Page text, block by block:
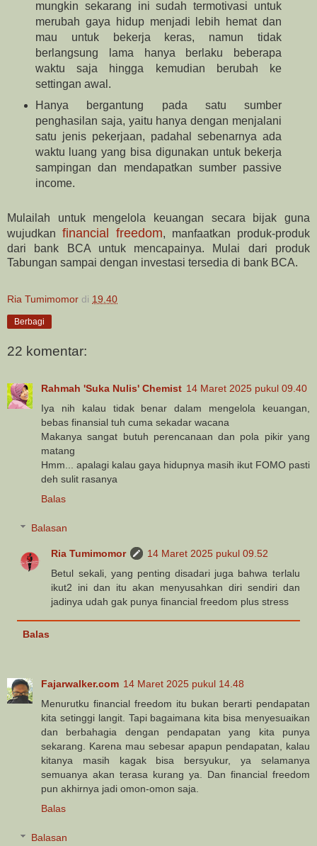
mungkin sekarang ini sudah termotivasi untuk
merubah gaya hidup menjadi lebih hemat dan
mau untuk bekerja keras, namun tidak
berlangsung lama hanya berlaku beberapa
waktu saja hingga kemudian berubah ke
settingan awal.
Hanya bergantung pada satu sumber
penghasilan saja, yaitu hanya dengan menjalani
satu jenis pekerjaan, padahal sebenarnya ada
waktu luang yang bisa digunakan untuk bekerja
sampingan dan mendapatkan sumber passive
income.
Mulailah untuk mengelola keuangan secara bijak guna
wujudkan financial freedom, manfaatkan produk-produk
dari bank BCA untuk mencapainya. Mulai dari produk
Tabungan sampai dengan investasi tersedia di bank BCA.
Ria Tumimomor di 19.40
Berbagi
22 komentar:
Rahmah 'Suka Nulis' Chemist 14 Maret 2025 pukul 09.40
Iya nih kalau tidak benar dalam mengelola keuangan,
bebas finansial tuh cuma sekadar wacana
Makanya sangat butuh perencanaan dan pola pikir yang
matang
Hmm... apalagi kalau gaya hidupnya masih ikut FOMO pasti
deh sulit rasanya
Balas
Balasan
Ria Tumimomor
14 Maret 2025 pukul 09.52
Betul sekali, yang penting disadari juga bahwa terlalu
ikut2 ini dan itu akan menyusahkan diri sendiri dan
jadinya udah gak punya financial freedom plus stress
Balas
Fajarwalker.com 14 Maret 2025 pukul 14.48
Menurutku financial freedom itu bukan berarti pendapatan
kita setinggi langit. Tapi bagaimana kita bisa menyesuaikan
dan berbahagia dengan pendapatan yang kita punya
sekarang. Karena mau sebesar apapun pendapatan, kalau
kitanya masih kagak bisa bersyukur, ya selamanya
semuanya akan terasa kurang ya. Dan financial freedom
pun akhirnya jadi omon-omon saja.
Balas
Balasan